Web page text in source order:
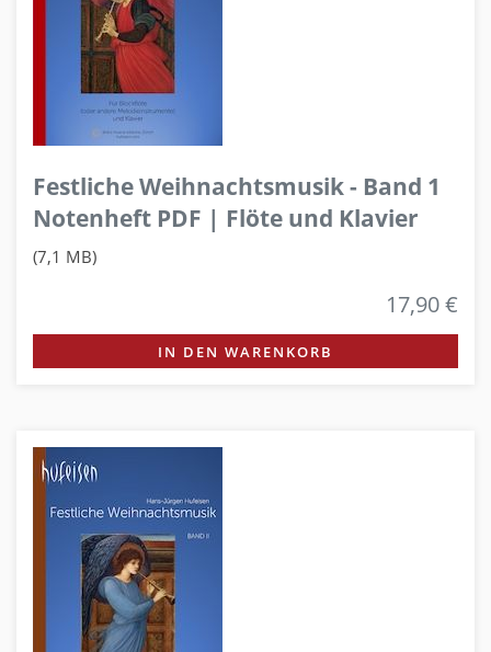
Festliche Weihnachtsmusik - Band 1
Notenheft PDF | Flöte und Klavier
(7,1 MB)
17,90 €
IN DEN WARENKORB